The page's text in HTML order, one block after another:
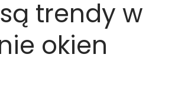
trendy w
okien